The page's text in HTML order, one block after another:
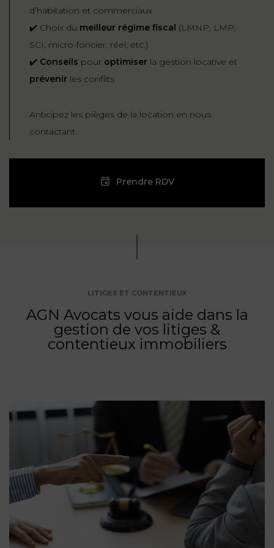
d’habitation et commerciaux
✔️ Choix du meilleur régime fiscal (LMNP, LMP,
SCI, micro-foncier, réel, etc.)
✔️ Conseils pour optimiser la gestion locative et
prévenir les conflits
Anticipez les pièges de la location en nous
contactant.
Prendre RDV
LITIGES ET CONTENTIEUX
AGN Avocats vous aide dans la
gestion de vos litiges &
contentieux immobiliers